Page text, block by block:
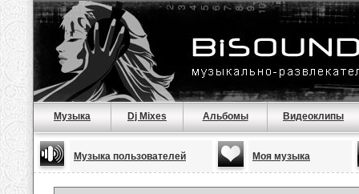
Музыка Dj Mixes Альбомы Видеоклипы
Музыка пользователей Моя музыка